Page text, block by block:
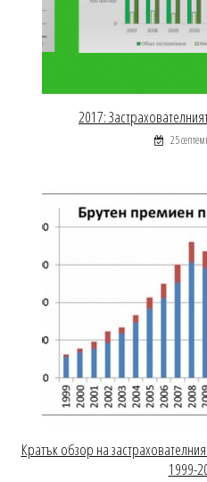
2017:
25
Кратък обзор на
1999-